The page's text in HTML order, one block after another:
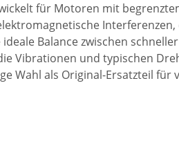
für Motoren mit
ideale Balance zwischen
Vibrationen und typischen
Wahl als Original-Ersatzteil